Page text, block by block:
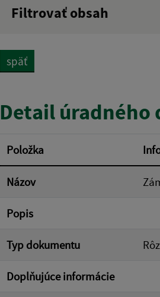
Filtrovať obsah
Filtrovať
späť
Detail úradného
Položka
Názov
Popis
Typ dokumentu
Doplňujúce informácie